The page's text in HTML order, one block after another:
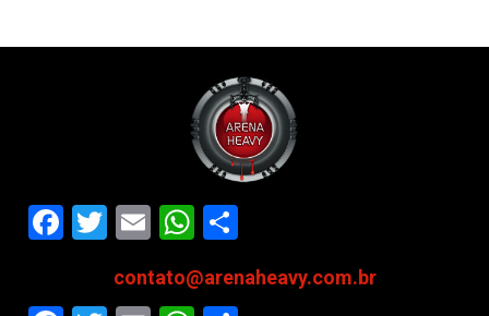
Facebook
Twitter
EmailWhatsApp
contato@arenaheavy.com.br